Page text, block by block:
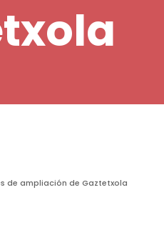
de ampliación de Gaztetxola